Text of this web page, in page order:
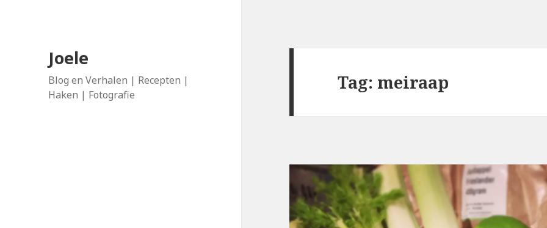
Joele
Blog en Verhalen | Recepten |
Haken | Fotografie
Tag: meiraap